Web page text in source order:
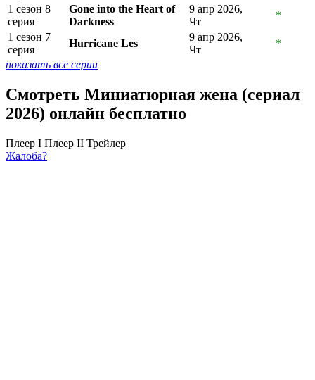
1 сезон 8
серия
Gone into the Heart of
Darkness
9 апр 2026,
Чт
*
1 сезон 7
серия
Hurricane Les
9 апр 2026,
Чт
*
показать все серии
Смотреть Миниатюрная жена (сериал
2026) онлайн бесплатно
Плеер I Плеер II Трейлер
Жалоба?